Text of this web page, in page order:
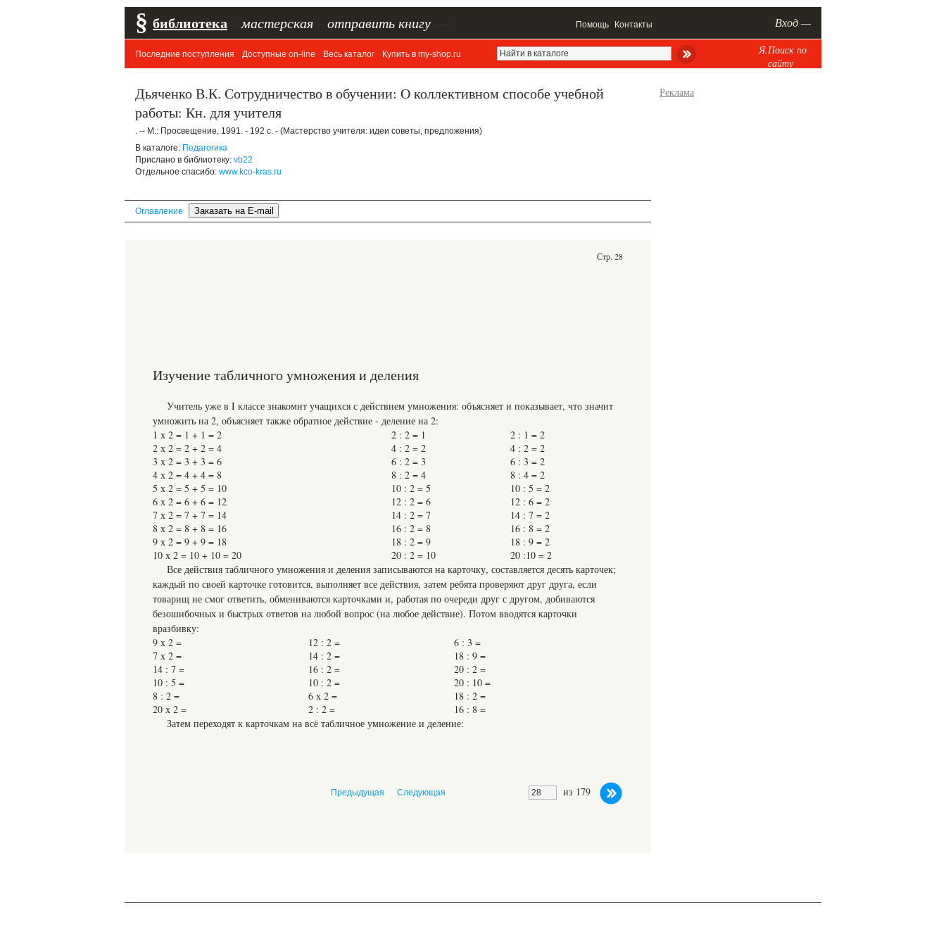
§ библиотека мастерская отправить книгу Помощь Контакты Вход —
Последние поступления Доступные on-line Весь каталог Купить в my-shop.ru
Я.Поиск по
сайту
Дьяченко В.К. Сотрудничество в обучении: О коллективном способе учебной
работы: Кн. для учителя
. -- М.: Просвещение, 1991. - 192 с. - (Мастерство учителя: идеи советы, предложения)
В каталоге: Педагогика
Прислано в библиотеку: vb22
Отдельное спасибо: www.kco-kras.ru
Оглавление
Стр. 28
Изучение табличного умножения и деления
Учитель уже в I классе знакомит учащихся с действием умножения: объясняет и показывает, что значит
умножить на 2, объясняет также обратное действие - деление на 2:
1 х 2 = 1 + 1 = 2
2 : 2 = 1
2 : 1 = 2
2 х 2 = 2 + 2 = 4
4 : 2 = 2
4 : 2 = 2
3 х 2 = 3 + 3 = 6
6 : 2 = 3
6 : 3 = 2
4 х 2 = 4 + 4 = 8
8 : 2 = 4
8 : 4 = 2
5 х 2 = 5 + 5 = 10
10 : 2 = 5
10 : 5 = 2
6 х 2 = 6 + 6 = 12
12 : 2 = 6
12 : 6 = 2
7 х 2 = 7 + 7 = 14
14 : 2 = 7
14 : 7 = 2
8 х 2 = 8 + 8 = 16
16 : 2 = 8
16 : 8 = 2
9 х 2 = 9 + 9 = 18
18 : 2 = 9
18 : 9 = 2
10 х 2 = 10 + 10 = 20
20 : 2 = 10
20 :10 = 2
Все действия табличного умножения и деления записываются на карточку, составляется десять карточек;
каждый по своей карточке готовится, выполняет все действия, затем ребята проверяют друг друга, если
товарищ не смог ответить, обмениваются карточками и, работая по очереди друг с другом, добиваются
безошибочных и быстрых ответов на любой вопрос (на любое действие). Потом вводятся карточки
вразбивку:
9 х 2 =
12 : 2 =
6 : 3 =
7 х 2 =
14 : 2 =
18 : 9 =
14 : 7 =
16 : 2 =
20 : 2 =
10 : 5 =
10 : 2 =
20 : 10 =
8 : 2 =
6 х 2 =
18 : 2 =
20 х 2 =
2 : 2 =
16 : 8 =
Затем переходят к карточкам на всё табличное умножение и деление:
из 179
Предыдущая Следующая
Реклама